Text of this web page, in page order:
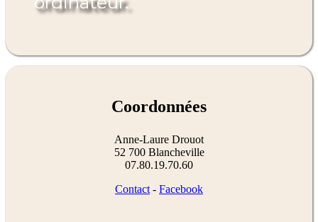
Coordonnées
Anne-Laure Drouot
52 700 Blancheville
07.80.19.70.60
Contact - Facebook